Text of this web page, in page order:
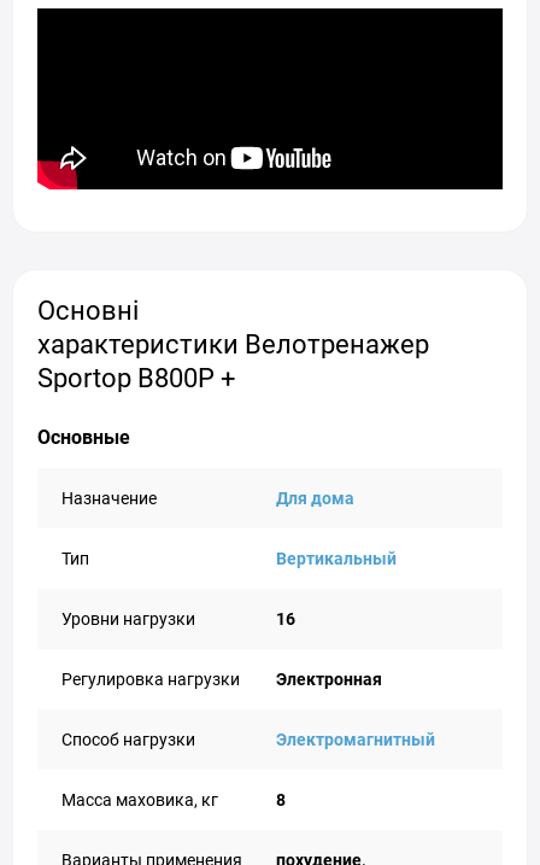
Основні
характеристики Велотренажер
Sportop B800P +
Основные
Назначение Для дома
Тип Вертикальный
Уровни нагрузки 16
Регулировка нагрузки Электронная
Способ нагрузки Электромагнитный
Масса маховика, кг 8
Варианты применения
похудение,